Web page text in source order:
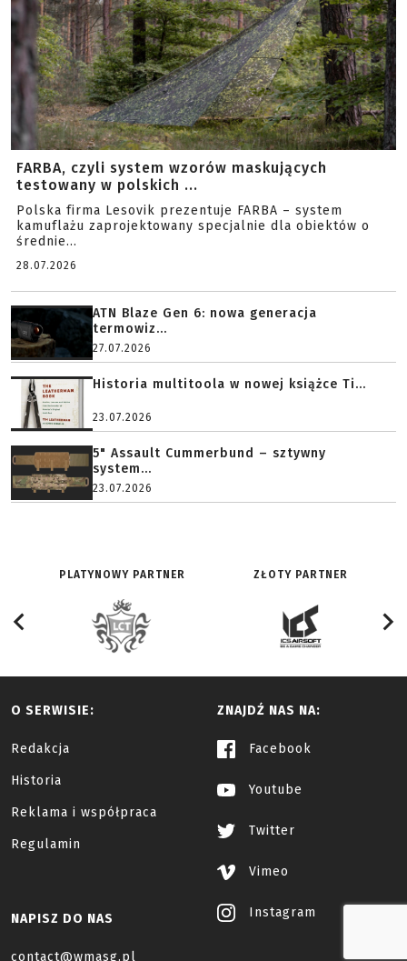
FARBA, czyli system wzorów maskujących
testowany w polskich ...
Polska firma Lesovik prezentuje FARBA – system
kamuflażu zaprojektowany specjalnie dla obiektów o
średnie...
28.07.2026
ATN Blaze Gen 6: nowa generacja
termowiz...
27.07.2026
Historia multitoola w nowej książce Ti...
23.07.2026
5" Assault Cummerbund – sztywny
system...
23.07.2026
PLATYNOWY PARTNER ZŁOTY PARTNER
O SERWISIE:
Redakcja
Historia
Reklama i współpraca
Regulamin
ZNAJDŹ NAS NA:
Facebook
Youtube
Twitter
Vimeo
Instagram
NAPISZ DO NAS
contact@wmasg.pl